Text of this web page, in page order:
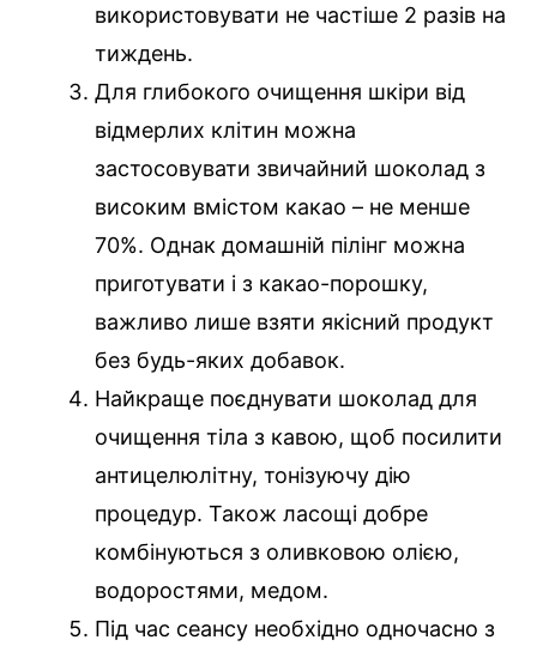
використовувати не частіше 2 разів на
тиждень.
Для глибокого очищення шкіри від
відмерлих клітин можна
застосовувати звичайний шоколад з
високим вмістом какао – не менше
70%. Однак домашній пілінг можна
приготувати і з какао-порошку,
важливо лише взяти якісний продукт
без будь-яких добавок.
Найкраще поєднувати шоколад для
очищення тіла з кавою, щоб посилити
антицелюлітну, тонізуючу дію
процедур. Також ласощі добре
комбінуються з оливковою олією,
водоростями, медом.
Під час сеансу необхідно одночасно з